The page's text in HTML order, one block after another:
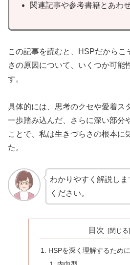
関連記事や参考書籍とあわ
この記事を読むと、HSPだからこ
さの原因について、いくつか可能
す。
具体的には、思考のクセや愛着ス
一歩踏み込んだ、さらに深い部分
ことで、私は生きづらさの根本に
た。
わかりやすく解説し
ください。
目次
HSPを深く理解するため